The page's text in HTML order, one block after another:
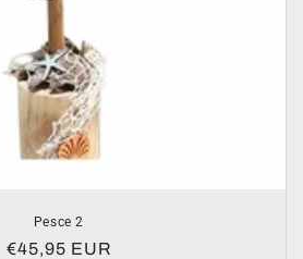
Pesce 2
Prezzo
€45,95 EUR